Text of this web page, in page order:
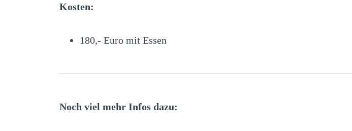
Kosten:
180,- Euro mit Essen
Noch viel mehr Infos dazu: